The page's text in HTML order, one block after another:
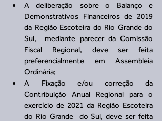
A deliberação sobre o Balanço e
Demonstrativos Financeiros de 2019
da Região Escoteira do Rio Grande do
Sul,  mediante parecer da Comissão
Fiscal Regional, deve ser feita
preferencialmente em Assembleia
Ordinária;
A Fixação e/ou correção da
Contribuição Anual Regional para o
exercício de 2021 da Região Escoteira
do Rio Grande  do Sul, deve ser feita